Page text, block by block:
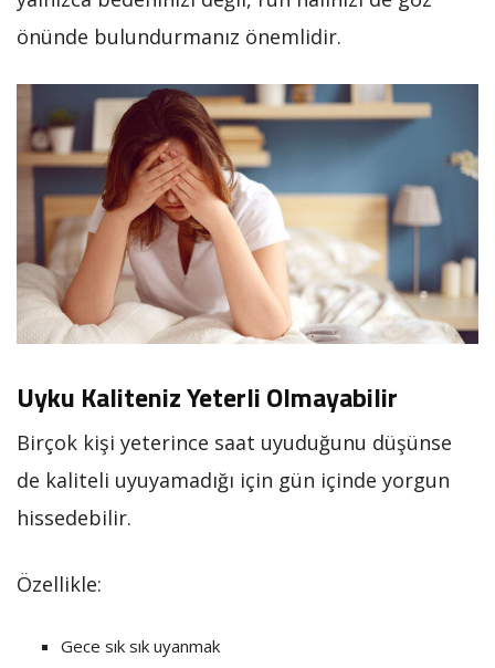
önünde bulundurmanız önemlidir.
Uyku Kaliteniz Yeterli Olmayabilir
Birçok kişi yeterince saat uyuduğunu düşünse
de kaliteli uyuyamadığı için gün içinde yorgun
hissedebilir.
Özellikle:
Gece sık sık uyanmak